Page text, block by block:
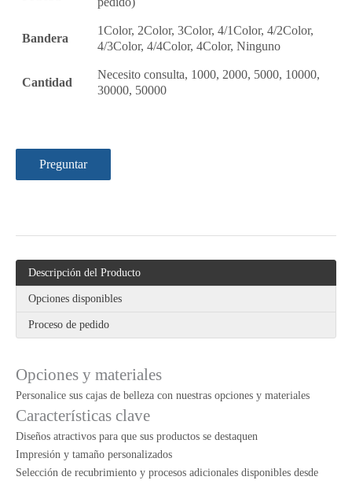
Bandera
1Color, 2Color, 3Color, 4/1Color, 4/2Color,
4/3Color, 4/4Color, 4Color, Ninguno
Cantidad
Necesito consulta, 1000, 2000, 5000, 10000,
30000, 50000
Preguntar
Descripción del Producto
Opciones disponibles
Proceso de pedido
Opciones y materiales
Personalice sus cajas de belleza con nuestras opciones y materiales
Características clave
Diseños atractivos para que sus productos se destaquen
Impresión y tamaño personalizados
Selección de recubrimiento y procesos adicionales disponibles desde